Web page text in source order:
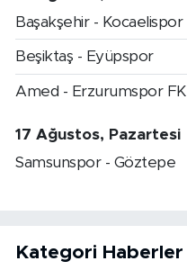
Başakşehir - Kocaelispor
Beşiktaş - Eyüpspor
Amed - Erzurumspor FK
17 Ağustos, Pazartesi
Samsunspor - Göztepe
Kategori Haberler